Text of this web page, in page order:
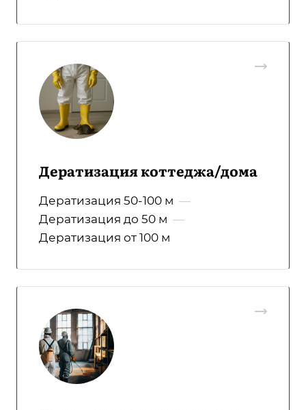
Дератизация коттеджа/дома
Дератизация 50-100 м —
Дератизация до 50 м —
Дератизация от 100 м